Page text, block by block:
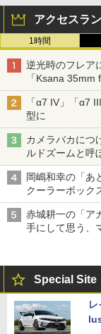
アクセスラ
1時間
逆光時のフレア
「Ksana 35mm
「α7 IV」「α7
型に
カメラバカにつ
ルドズームと呼
岡嶋和幸の「あ
クーラーボック
赤城耕一の「ア
手にして思う、
Special Site